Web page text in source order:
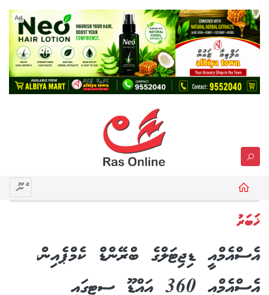
Ad
މެނޫ
ޚަބަރު
އެސްއެމްއީ ޑިޖިޓަލްގެ ބްރޭންޑް ކެމްޕެއިން،
އެސްއެމްއީ 360 އައްޑޫ ސިޓީގައި